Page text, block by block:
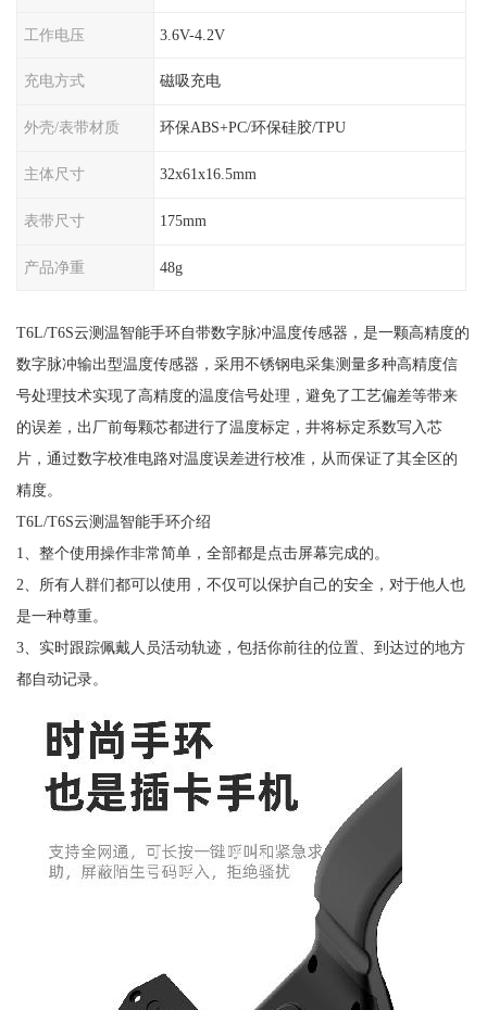
工作电压 3.6V-4.2V
充电方式 磁吸充电
外壳/表带材质 环保ABS+PC/环保硅胶/TPU
主体尺寸 32x61x16.5mm
表带尺寸 175mm
产品净重 48g
T6L/T6S云测温智能手环自带数字脉冲温度传感器，是一颗高精度的
数字脉冲输出型温度传感器，采用不锈钢电采集测量多种高精度信
号处理技术实现了高精度的温度信号处理，避免了工艺偏差等带来
的误差，出厂前每颗芯都进行了温度标定，井将标定系数写入芯
片，通过数字校准电路对温度误差进行校准，从而保证了其全区的
精度。
T6L/T6S云测温智能手环介绍
1、整个使用操作非常简单，全部都是点击屏幕完成的。
2、所有人群们都可以使用，不仅可以保护自己的安全，对于他人也
是一种尊重。
3、实时跟踪佩戴人员活动轨迹，包括你前往的位置、到达过的地方
都自动记录。